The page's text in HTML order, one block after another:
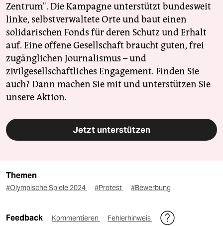
Zentrum". Die Kampagne unterstützt bundesweit
linke, selbstverwaltete Orte und baut einen
solidarischen Fonds für deren Schutz und Erhalt
auf. Eine offene Gesellschaft braucht guten, frei
zugänglichen Journalismus – und
zivilgesellschaftliches Engagement. Finden Sie
auch? Dann machen Sie mit und unterstützen Sie
unsere Aktion.
Jetzt unterstützen
Themen
#Olympische Spiele 2024 #Protest #Bewerbung
Feedback Kommentieren Fehlerhinweis